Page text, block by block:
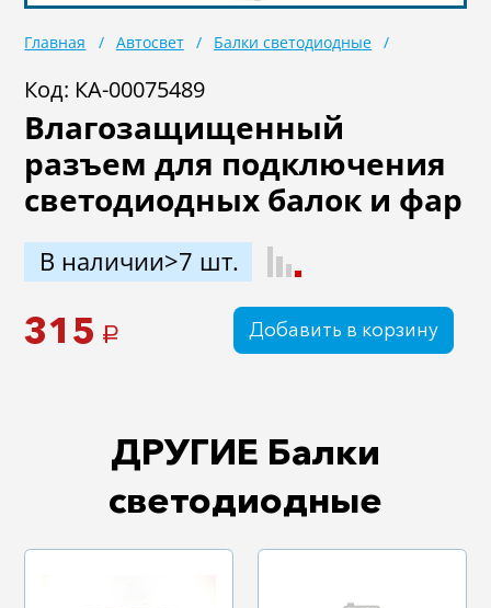
Масла
Иномарки
Крепеж колесный
Садовая техника
Инструмент
Лодки и моторы
Активный отдых
Электроинструмент
Главная Автосвет Балки светодиодные
Код: КА-00075489
Влагозащищенный
разъем для подключения
светодиодных балок и фар
В наличии>7 шт.
315 a Добавить в корзину
ДРУГИЕ Балки
светодиодные